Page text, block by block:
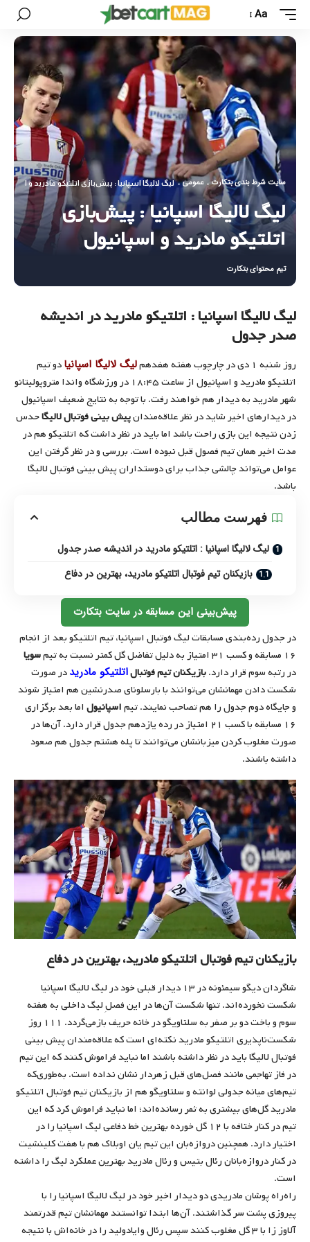
Aa
سایت شرط بندی بتکارت - عمومی - لیگ لالیگا اسپانیا : پیش‌بازی اتلتیکو مادرید و
لیگ لالیگا اسپانیا : پیش‌بازی
اتلتیکو مادرید و اسپانیول
تیم محتوای بتکارت
لیگ لالیگا اسپانیا : اتلتیکو مادرید در اندیشه
صدر جدول
روز شنبه ۱ دی در چارچوب هفته هفدهم لیگ لالیگا اسپانیادو تیم
اتلتیکو مادرید و اسپانیول از ساعت ۱۸:۴۵ در ورزشگاه واندا متروپولیتانو
شهر مادرید به دیدار هم خواهند رفت. با توجه به نتایج ضعیف اسپانیول
در دیدارهای اخیر شاید در نظر علاقه‌مندانپیش بینی فوتبال لالیگاحدس
زدن نتیجه این بازی راحت باشد اما باید در نظر داشت که اتلتیکو هم در
مدت اخیر همان تیم فصول قبل نبوده است. بررسی و در نظر گرفتن این
عوامل می‌تواند چالشی جذاب برای دوستداران پیش بینی فوتبال لالیگا
باشد.
فهرست مطالب
لیگ لالیگا اسپانیا : اتلتیکو مادرید در اندیشه صدر جدول
بازیکنان تیم فوتبال اتلتیکو مادرید، بهترین در دفاع
پیش‌بینی این مسابقه در سایت بتکارت
در جدول رده‌بندی مسابقات لیگ فوتبال اسپانیا، تیم اتلتیکو بعد از انجام
۱۶ مسابقه و کسب ۳۱ امتیاز به دلیل تفاضل گل کمتر نسبت به تیم
سویا
در رتبه سوم قرار دارد.بازیکنان تیم فوتبالاتلتیکو مادریددر صورت
شکست دادن مهمانشان می‌توانند با بارسلونای صدرنشین هم امتیاز شوند
و جایگاه دوم جدول را هم تصاحب نمایند. تیماسپانیول اما بعد برگزاری
۱۶ مسابقه با کسب ۲۱ امتیاز در رده یازدهم جدول قرار دارد. آن‌ها در
صورت مغلوب کردن میزبانشان می‌توانند تا پله هشتم جدول هم صعود
داشته باشند.
بازیکنان تیم فوتبال اتلتیکو مادرید، بهترین در دفاع
شاگردان دیگو سیمئونه در ۱۳ دیدار قبلی خود در لیگ لالیگا اسپانیا
شکست نخورده‌اند. تنها شکست آن‌ها در این فصلِ لیگ داخلی به هفته
سوم و باخت دو بر صفر به سلتاویگو در خانه حریف بازمی‌گردد. ۱۱۱ روز
شکست‌ناپذیری اتلتیکو مادرید نکته‌ای است که علاقه‌مندان پیش بینی
فوتبال لالیگا باید در نظر داشته باشند اما نباید فراموش کنند که این تیم
در فاز تهاجمی مانند فصل‌های قبل زهردار نشان نداده است. به‌طوری‌که
تیم‌های میانه جدولی لوانته و سلتاویگو هم از بازیکنان تیم فوتبال اتلتیکو
مادرید گل‌های بیشتری به ثمر رسانده‌اند؛ اما نباید فراموش کرد که این
تیم در کنار ختافه با ۱۲ گل خورده بهترین خط دفاعی لیگ اسپانیا را در
اختیار دارد. همچنین دروازه‌بان این تیم یان اوبلاک هم با هفت کلین­شیت
در کنار دروازه‌بانان رئال بتیس و رئال مادرید بهترین عملکرد لیگ را داشته
است.
راه‌راه پوشان مادریدی دو دیدار اخیر خود در لیگ لالیگا اسپانیا را با
پیروزی پشت سر گذاشتند. آن‌ها ابتدا توانستند مهمانشان تیم قدرتمند
آلاوز زا با ۳ گل مغلوب کنند سپس رئال وایادولید را در خانه‌اش با نتیجه